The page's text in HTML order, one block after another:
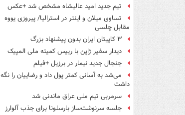
تیم جدید امید عالیشاه مشخص شد +عکس
تساوی میلان و اینتر در استرالیا/ پیروزی یووه
مقابل چلسی
۳ کاپیتان ایران بدون پیشنهاد بزرگ
دیدار سفیر ژاپن با رییس کمیته ملی المپیک
جنجال جدید نیمار در برزیل +فیلم
می‌شد به آسانی کمتر پول داد و رضاییان را نگه
داشت
سرمربی تیم ملی عراق ماندنی شد
جلسه سرنوشت‌ساز بارسلونا برای جذب آلوارز